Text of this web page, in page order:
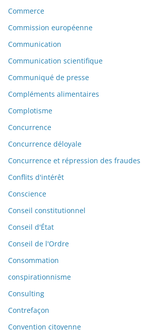
Commerce
Commission européenne
Communication
Communication scientifique
Communiqué de presse
Compléments alimentaires
Complotisme
Concurrence
Concurrence déloyale
Concurrence et répression des fraudes
Conflits d'intérêt
Conscience
Conseil constitutionnel
Conseil d'État
Conseil de l'Ordre
Consommation
conspirationnisme
Consulting
Contrefaçon
Convention citoyenne